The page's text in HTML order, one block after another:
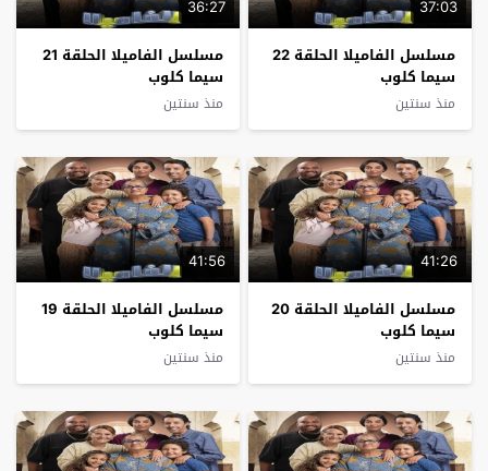
37:03
مسلسل الفاميلا الحلقة 22
سيما كلوب
منذ سنتين
36:27
مسلسل الفاميلا الحلقة 21
سيما كلوب
منذ سنتين
41:26
مسلسل الفاميلا الحلقة 20
سيما كلوب
منذ سنتين
41:56
مسلسل الفاميلا الحلقة 19
سيما كلوب
منذ سنتين